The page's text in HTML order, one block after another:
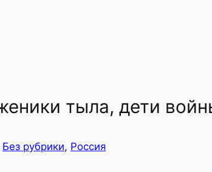
тыла, дети
Без рубрики, Россия